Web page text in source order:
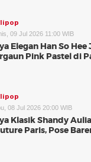
09 Jul 2026 11:00 WIB
Elegan Han So
Pink Pastel di
08 Jul 2026 20:00 WIB
Klasik Shandy
Paris, Pose